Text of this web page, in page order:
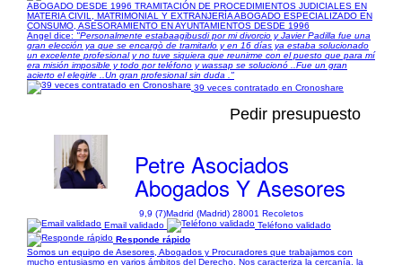
ABOGADO DESDE 1996 TRAMITACIÓN DE PROCEDIMIENTOS JUDICIALES EN
MATERIA CIVIL, MATRIMONIAL Y EXTRANJERÍA ABOGADO ESPECIALIZADO EN
CONSUMO, ASESORAMIENTO EN AYUNTAMIENTOS DESDE 1996
Angel dice: "Personalmente estabaagibusdi por mi divorcio y Javier Padilla fue una
gran elección ya que se encargò de tramitarlo y en 16 días ya estaba solucionado
un excelente profesional y no tuve siquiera que reunirme con el puesto que para mí
era misión imposible y todo por teléfono y wassap se solucionó ..Fue un gran
acierto el elegirle ..Un gran profesional sin duda ."
39 veces contratado en Cronoshare
Pedir presupuesto
Petre Asociados
Abogados Y Asesores
9,9 (7)Madrid (Madrid) 28001 Recoletos
Email validado
Teléfono validado
Responde rápido
Somos un equipo de Asesores, Abogados y Procuradores que trabajamos con
mucho entusiasmo en varios ámbitos del Derecho. Nos caracteriza la cercanía, la